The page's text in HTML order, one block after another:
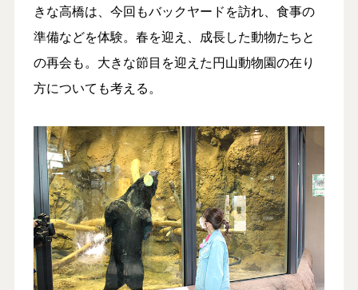
きな高橋は、今回もバックヤードを訪れ、食事の
準備などを体験。春を迎え、成長した動物たちと
の再会も。大きな節目を迎えた円山動物園の在り
方についても考える。